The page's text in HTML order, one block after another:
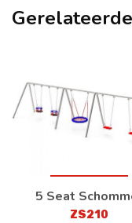
5 Seat
ZS210